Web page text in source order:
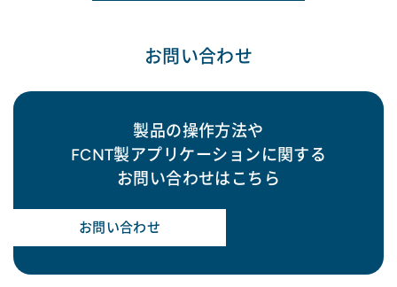
お問い合わせ
製品の操作方法や
FCNT製アプリケーションに関する
お問い合わせはこちら
お問い合わせ